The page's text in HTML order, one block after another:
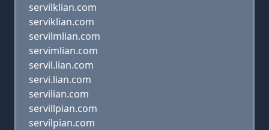
servilklian.com
serviklian.com
servilmlian.com
servimlian.com
servil.lian.com
servi.lian.com
servilian.com
servillpian.com
servilpian.com